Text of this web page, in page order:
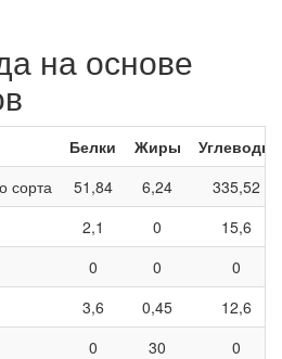
на основе
Белки Жиры
Углеводы
сорта
51,84 6,24
335,52
2,1 0
15,6
0 0
0
3,6 0,45
12,6
0 30
0